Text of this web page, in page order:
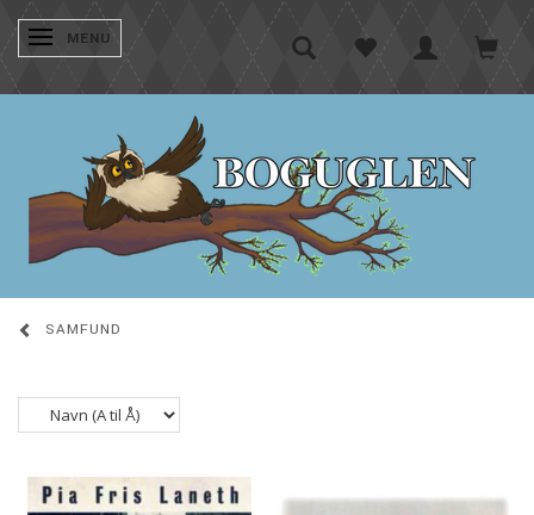
SKIFTE NAVIGATION
MENU
SAMFUND